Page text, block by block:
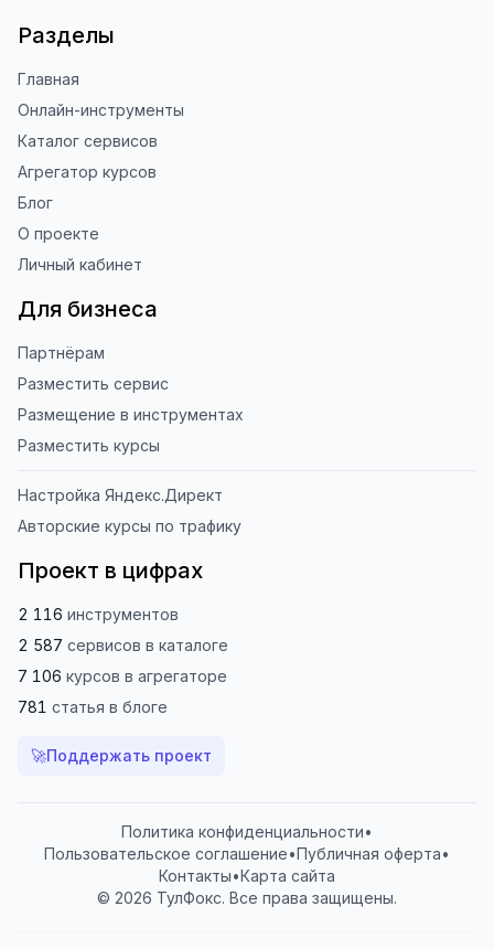
Разделы
Главная
Онлайн-инструменты
Каталог сервисов
Агрегатор курсов
Блог
О проекте
Личный кабинет
Для бизнеса
Партнёрам
Разместить сервис
Размещение в инструментах
Разместить курсы
Настройка Яндекс.Директ
Авторские курсы по трафику
Проект в цифрах
2 116 инструментов
2 587 сервисов в каталоге
7 106 курсов в агрегаторе
781 статья в блоге
🚀Поддержать проект
Политика конфиденциальности•
Пользовательское соглашение•Публичная оферта•
Контакты•Карта сайта
© 2026 ТулФокс. Все права защищены.